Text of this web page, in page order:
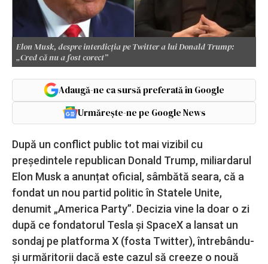
Elon Musk, despre interdicția pe Twitter a lui Donald Trump:
„Cred că nu a fost corect”
Adaugă-ne ca sursă preferată în Google
Urmărește-ne pe Google News
După un conflict public tot mai vizibil cu
președintele republican Donald Trump, miliardarul
Elon Musk a anunțat oficial, sâmbătă seara, că a
fondat un nou partid politic în Statele Unite,
denumit „America Party”. Decizia vine la doar o zi
după ce fondatorul Tesla și SpaceX a lansat un
sondaj pe platforma X (fosta Twitter), întrebându-
și urmăritorii dacă este cazul să creeze o nouă